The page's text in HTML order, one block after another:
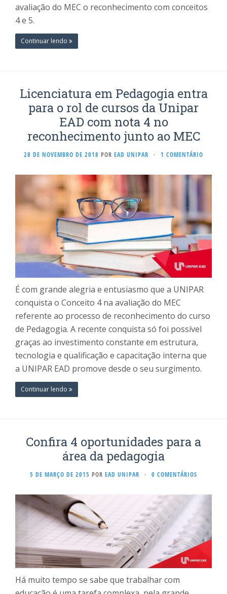
avaliação do MEC o reconhecimento com conceitos
4 e 5.
Continuar lendo
Licenciatura em Pedagogia entra
para o rol de cursos da Unipar
EAD com nota 4 no
reconhecimento junto ao MEC
28 DE NOVEMBRO DE 2018 POR EAD UNIPAR · 1 COMENTÁRIO
É com grande alegria e entusiasmo que a UNIPAR
conquista o Conceito 4 na avaliação do MEC
referente ao processo de reconhecimento do curso
de Pedagogia. A recente conquista só foi possível
graças ao investimento constante em estrutura,
tecnologia e qualificação e capacitação interna que
a UNIPAR EAD promove desde o seu surgimento.
Continuar lendo
Confira 4 oportunidades para a
área da pedagogia
5 DE MARÇO DE 2015 POR EAD UNIPAR · 0 COMENTÁRIOS
Há muito tempo se sabe que trabalhar com